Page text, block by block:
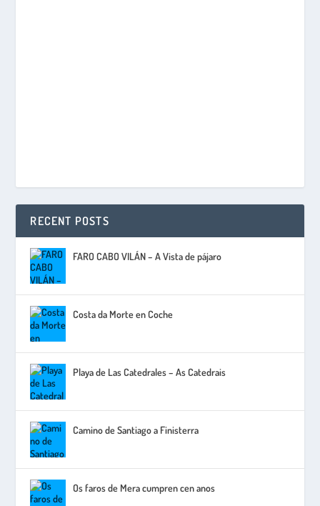
RECENT POSTS
FARO CABO VILÁN – A Vista de pájaro
Costa da Morte en Coche
Playa de Las Catedrales – As Catedrais
Camino de Santiago a Finisterra
Os faros de Mera cumpren cen anos